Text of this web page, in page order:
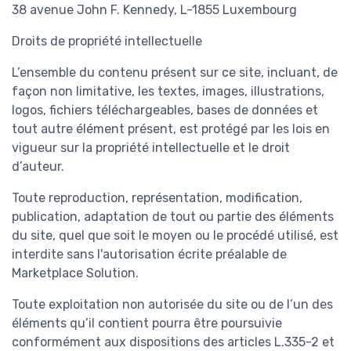
38 avenue John F. Kennedy, L-1855 Luxembourg
Droits de propriété intellectuelle
L’ensemble du contenu présent sur ce site, incluant, de
façon non limitative, les textes, images, illustrations,
logos, fichiers téléchargeables, bases de données et
tout autre élément présent, est protégé par les lois en
vigueur sur la propriété intellectuelle et le droit
d’auteur.
Toute reproduction, représentation, modification,
publication, adaptation de tout ou partie des éléments
du site, quel que soit le moyen ou le procédé utilisé, est
interdite sans l'autorisation écrite préalable de
Marketplace Solution.
Toute exploitation non autorisée du site ou de l’un des
éléments qu’il contient pourra être poursuivie
conformément aux dispositions des articles L.335-2 et